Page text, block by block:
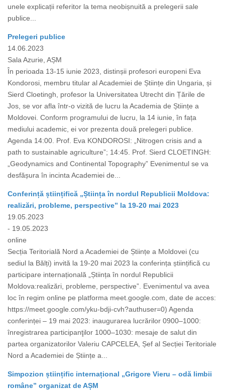
unele explicații referitor la tema neobișnuită a prelegerii sale
publice...
Prelegeri publice
14.06.2023
Sala Azurie, AȘM
În perioada 13-15 iunie 2023, distinșii profesori europeni Eva
Kondorosi, membru titular al Academiei de Științe din Ungaria, și
Sierd Cloetingh, profesor la Universitatea Utrecht din Țările de
Jos, se vor afla într-o vizită de lucru la Academia de Științe a
Moldovei. Conform programului de lucru, la 14 iunie, în fața
mediului academic, ei vor prezenta două prelegeri publice.
Agenda 14:00. Prof. Eva KONDOROSI: „Nitrogen crisis and a
path to sustainable agriculture”; 14:45. Prof. Sierd CLOETINGH:
„Geodynamics and Continental Topography” Evenimentul se va
desfășura în incinta Academiei de...
Conferință științifică „Știința în nordul Republicii Moldova:
realizări, probleme, perspective” la 19-20 mai 2023
19.05.2023
- 19.05.2023
online
Secția Teritorială Nord a Academiei de Științe a Moldovei (cu
sediul la Bălți) invită la 19-20 mai 2023 la conferința științifică cu
participare internațională „Știința în nordul Republicii
Moldova:realizări, probleme, perspective”. Evenimentul va avea
loc în regim online pe platforma meet.google.com, date de acces:
https://meet.google.com/yku-bdji-cvh?authuser=0) Agenda
conferinței – 19 mai 2023: inaugurarea lucrărilor 0900–1000:
înregistrarea participanţilor 1000–1030: mesaje de salut din
partea organizatorilor Valeriu CAPCELEA, Șef al Secției Teritoriale
Nord a Academiei de Științe a...
Simpozion științific internațional „Grigore Vieru – odă limbii
române” organizat de AȘM